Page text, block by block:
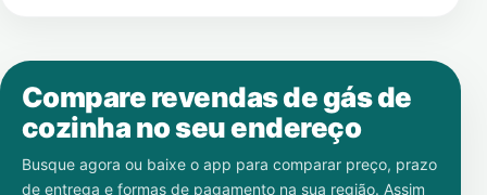
Compare revendas de gás de
cozinha no seu endereço
Busque agora ou baixe o app para comparar preço, prazo
de entrega e formas de pagamento na sua região. Assim